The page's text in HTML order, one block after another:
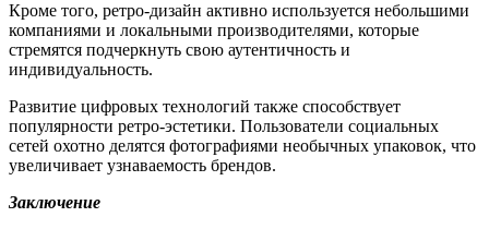
Кроме того, ретро-дизайн активно используется небольшими
компаниями и локальными производителями, которые
стремятся подчеркнуть свою аутентичность и
индивидуальность.
Развитие цифровых технологий также способствует
популярности ретро-эстетики. Пользователи социальных
сетей охотно делятся фотографиями необычных упаковок, что
увеличивает узнаваемость брендов.
Заключение